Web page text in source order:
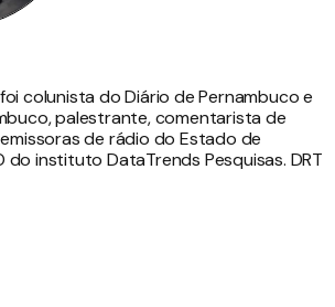
colunista do Diário de Pernambuco e
palestrante, comentarista de
de rádio do Estado de
do instituto DataTrends Pesquisas. DRT